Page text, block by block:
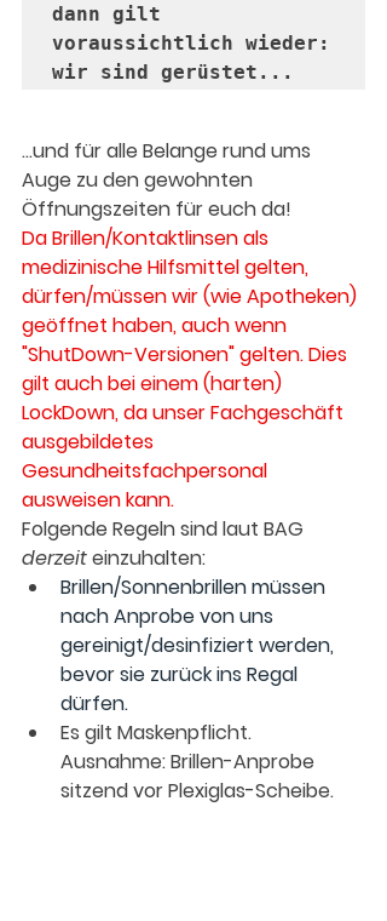
dann gilt
voraussichtlich wieder:
wir sind gerüstet...
...und für alle Belange rund ums
Auge zu den gewohnten
Öffnungszeiten für euch da!
Da Brillen/Kontaktlinsen als
medizinische Hilfsmittel gelten,
dürfen/müssen wir (wie Apotheken)
geöffnet haben, auch wenn
"ShutDown-Versionen" gelten. Dies
gilt auch bei einem (harten)
LockDown, da unser Fachgeschäft
ausgebildetes
Gesundheitsfachpersonal
ausweisen kann.
Folgende Regeln sind laut BAG
derzeit einzuhalten:
Brillen/Sonnenbrillen müssen
nach Anprobe von uns
gereinigt/desinfiziert werden,
bevor sie zurück ins Regal
dürfen.
Es gilt Maskenpflicht.
Ausnahme: Brillen-Anprobe
sitzend vor Plexiglas-Scheibe.